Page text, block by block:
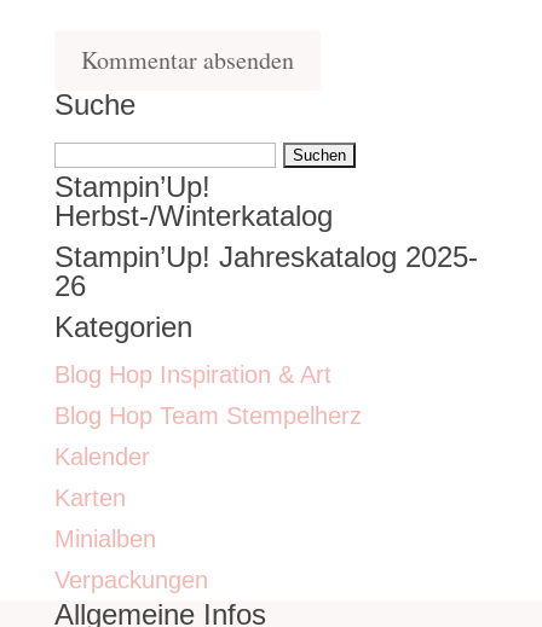
Suche
Suchen
nach:
Stampin’Up!
Herbst-/Winterkatalog
Stampin’Up! Jahreskatalog 2025-
26
Kategorien
Blog Hop Inspiration & Art
Blog Hop Team Stempelherz
Kalender
Karten
Minialben
Verpackungen
Allgemeine Infos